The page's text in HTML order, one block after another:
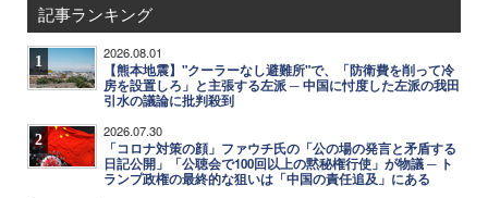
記事ランキング
1 2026.08.01
【熊本地震】"クーラーなし避難所"で、「防衛費を削って冷
房を設置しろ」と主張する左派 ─ 中国に忖度した左派の我田
引水の議論に批判殺到
2 2026.07.30
「コロナ対策の顔」ファウチ氏の「公の場の発言と矛盾する
日記公開」「公聴会で100回以上の黙秘権行使」が物議 ─ ト
ランプ政権の最終的な狙いは「中国の責任追及」にある